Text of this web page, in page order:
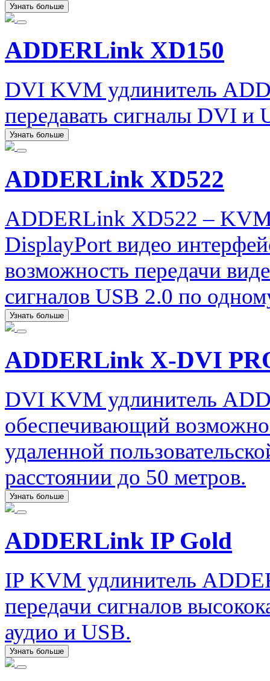
Узнать больше
ADDERLink XD150
DVI KVM удлинитель
передавать сигналы DVI
Узнать больше
ADDERLink XD522
ADDERLink XD522 –
DisplayPort видео
возможность передачи
сигналов USB 2.0 по
Узнать больше
ADDERLink X-DVI
DVI KVM удлинитель
обеспечивающий
удаленной
расстоянии до 50 метров.
Узнать больше
ADDERLink IP Gold
IP KVM удлинитель
передачи сигналов
аудио и USB.
Узнать больше